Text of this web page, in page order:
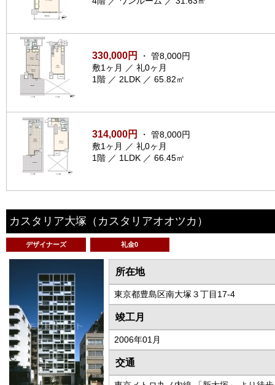
330,000円
・ 管8,000円
敷1ヶ月 ／ 礼0ヶ月
1階 ／ 2LDK ／ 65.82㎡
314,000円
・ 管8,000円
敷1ヶ月 ／ 礼0ヶ月
1階 ／ 1LDK ／ 66.45㎡
カスタリア大塚 （カスタリアオオツカ）
デザイナーズ 礼金0
所在地
東京都豊島区南大塚３丁目17-4
竣工月
2006年01月
交通